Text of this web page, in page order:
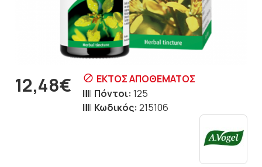
12,48€
ΕΚΤΌΣ ΑΠΟΘΈΜΑΤΟΣ
Πόντοι: 125
Κωδικός: 215106